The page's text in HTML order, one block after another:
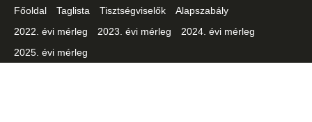
Főoldal Taglista Tisztségviselők
Alapszabály
2022. évi mérleg
2023. évi mérleg
2024. évi mérleg
2025. évi mérleg